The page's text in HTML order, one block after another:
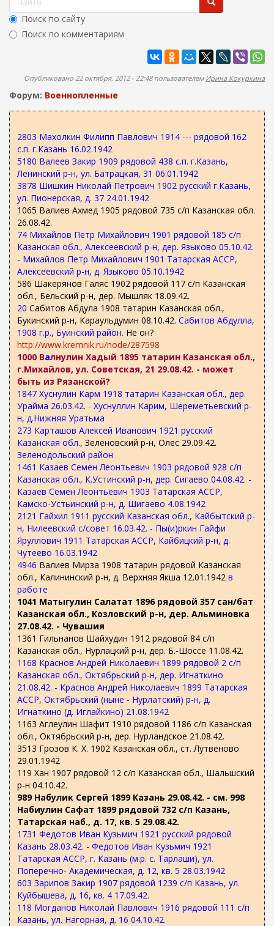
о
р
о
и
с
к
а
Поиск по сайту
Поиск по комментариям
Опубликовано 22 октября, 2012 - 22:48 пользователем Ирина Кокуркина
Форум: Военнопленные
2803 Махолкин Филипп Павлович 1914 --- рядовой 162
с.п. г.Казань 16.02.1942
5180 Валеев Закир 1909 рядовой 438 с.п. г.Казань,
Ленинский р-н, ул. Батрацкая, 31 06.01.1942
3878 Шишкин Николай Петрович 1902 русский г.Казань,
ул. Пионерская, д. 37 24.01.1942
1065 Валиев Ахмед 1905 рядовой 735 с/п Казанская обл.
26.08.42.
74 Михайлов Петр Михайлович 1901 рядовой 185 с/п
Казанская обл., Алексеевский р-н, дер. Языково 05.10.42.
- Михайлов Петр Михайлович 1901 Татарская АССР,
Алексеевский р-н, д. Языково 05.10.1942
586 Шакерянов Галяс 1902 рядовой 117 с/п Казанская
обл., Бельский р-н, дер. Мышляк 18.09.42.
20 Сабитов Абдула 1908 татарин Казанская обл.,
Букинский р-н, Караульдумин 08.10.42. Сабитов Абдулла,
1908 г.р., Буинский район. Не он?
http://www.kremnik.ru/node/287598
1000 Валнулин Хадый 1895 татарин Казанская обл.,
г.Михайлов, ул. Советская, 21 29.08.42. - может
быть из Рязанской?
1847 Хуснулин Карм 1918 татарин Казанская обл., дер.
Урайма 26.03.42. - Хуснуллин Карим, Шереметьевский р-
н, д.Нижняя Уратьма
273 Карташов Алексей Иванович 1921 русский
Казанская обл., Зеленовский р-н, Олес 29.09.42.
Зеленодольский район
1461 Казаев Семен Леонтьевич 1903 рядовой 928 с/п
Казанская обл., К.Устинский р-н, дер. Сигаево 04.08.42. -
Казаев Семен Леонтьевич 1903 Татарская АССР,
Камско-Устьинский р-н, д. Шигаево 4.08.1942
2121 Гайхил 1911 русский Казанская обл., Кайбытский р-
н, Нилеевский с/совет 16.03.42. - Пы(и)ркин Гайфи
Яруллович 1911 Татарская АССР, Кайбицкий р-н, д.
Чутеево 16.03.1942
4946 Валиев Мирза 1908 татарин рядовой Казанская
обл., Калининский р-н, д. Верхняя Якша 12.01.1942 в
работе
1041 Матыгулин Салатат 1896 рядовой 357 сан/бат
Казанская обл., Козловский р-н, дер. Альминовка
27.08.42. - Чувашия
1361 Гильнанов Шайхудин 1912 рядовой 84 с/п
Казанская обл., Нурлацкий р-н, дер. Б.-Шоссе 11.08.42.
1168 Краснов Андрей Николаевич 1899 рядовой 2 с/п
Казанская обл., Октябрьский р-н, дер. Игнаткино
21.08.42. - Краснов Андрей Николаевич 1899 Татарская
АССР, Октябрьский (ныне - Нурлатский) р-н, д.
Игнаткино (д. Иглайкино) 21.08.1942
1163 Аглеулин Шафит 1910 рядовой 1186 с/п Казанская
обл., Октябрьский р-н, дер. Нурландское 21.08.42.
3513 Грозов К. Х. 1902 Казанская обл., ст. Лутвеново
29.01.1942
119 Хан 1907 рядовой 12 с/п Казанская обл., Шальшский
р-н 04.10.42.
989 Набулик Сергей 1899 Казань 29.08.42. - см. 998
Набиулин Сафат 1899 рядовой 732 с/п Казань,
Татарская наб., д. 17, кв. 5 29.08.42.
1731 Федотов Иван Кузьмич 1921 русский рядовой
Казань 28.03.42. - Федотов Иван Кузьмич 1921
Татарская АССР, г. Казань (м.р. с. Тарлаши), ул.
Поперечно- Академическая, д. 12, кв. 5 28.03.1942
603 Зарипов Закир 1907 рядовой 1239 с/п Казань, ул.
Куйбышева, д. 16, кв. 4 17.09.42.
118 Могданов Николай Павлович 1916 рядовой 111 с/п
Казань, ул. Нагорная, д. 16 04.10.42.